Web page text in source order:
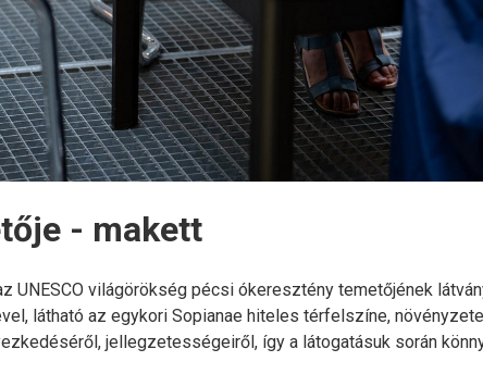
- makett
UNESCO világörökség pécsi ókeresztény temetőjének
látható az egykori Sopianae hiteles térfelszíne,
jellegzetességeiről, így a látogatásuk során